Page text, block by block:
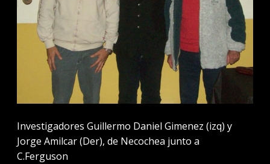
Investigadores Guillermo Daniel Gimenez (izq) y
Jorge Amilcar (Der), de Necochea junto a
C.Ferguson